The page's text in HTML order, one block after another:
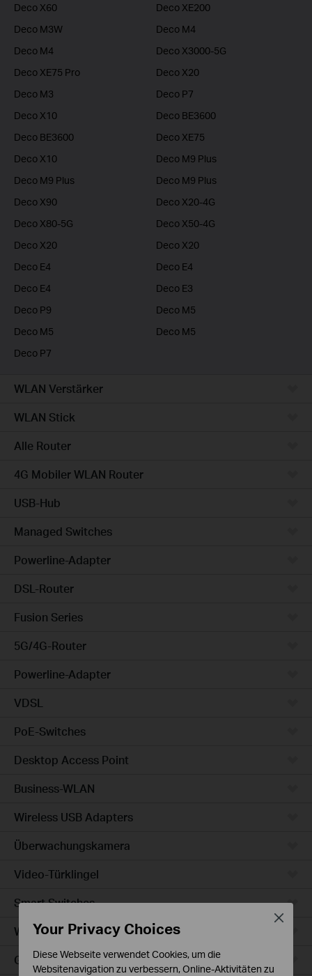
Deco X60
Deco XE200
Deco M3W
Deco M4
Deco M4
Deco X3000-5G
Deco XE75 Pro
Deco X20
Deco M3
Deco P7
Deco X10
Deco BE3600
Deco BE3600
Deco XE75
Deco X10
Deco M9 Plus
Deco M9 Plus
Deco M9 Plus
Deco X90
Deco X20-4G
Deco X80-5G
Deco X50-4G
Deco X20
Deco X20
Deco E4
Deco E4
Deco E4
Deco E3
Deco P9
Deco M5
Deco M5
Deco M5
Deco P7
WLAN Verstärker
WLAN Stick
Alle Router
4G Mobiler WLAN Router
USB-Hub
Managed Switches
Powerline-Adapter
DSL-Router
Fusion Series
5G/4G-Router
Powerline-Adapter
VDSL
PoE-Switches
Desktop Access Point
Business-WLAN
Wireless USB Adapters
Überwachungskamera
Video-Türklingel
Smart Switches
WLAN-Steckdosen
Glühbirne & LED-Streifen
Your Privacy Choices
Diese Webseite verwendet Cookies, um die
Websitenavigation zu verbessern, Online-Aktivitäten zu
Close